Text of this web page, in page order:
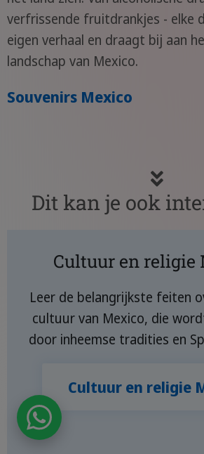
verfrissende fruitdrankjes - elke
eigen verhaal en draagt bij aan
landschap van Mexico.
Souvenirs Mexico
Dit kan je ook
Cultuur en religie
Leer de belangrijkste feiten
cultuur van Mexico, die
door inheemse tradities en
Cultuur en religie